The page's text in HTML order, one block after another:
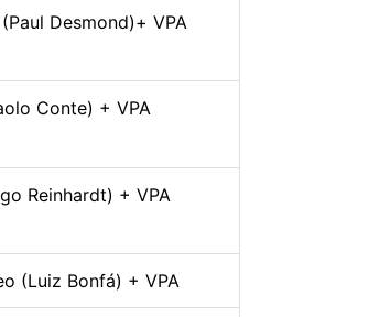
Desmond)+ VPA
Conte) + VPA
Reinhardt) + VPA
(Luiz Bonfá) + VPA